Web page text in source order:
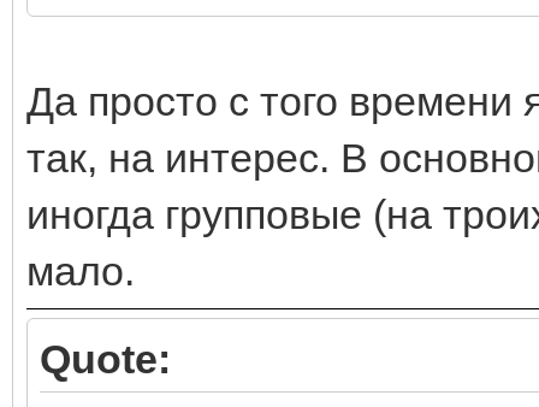
Да просто с того времени
так, на интерес. В
иногда групповые (на
мало.
Quote: